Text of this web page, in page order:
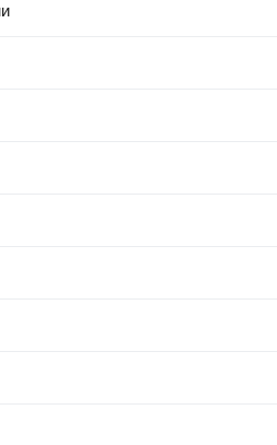
(оружейная
рассрочки от